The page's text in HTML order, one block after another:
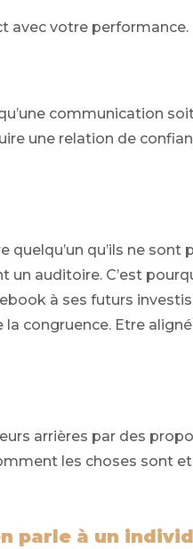
avec votre performance.
communication
une relation de
quelqu’un qu’ils ne sont
un auditoire. C’est
à ses futurs
congruence. Etre
arrières par des
les choses sont
parle à un